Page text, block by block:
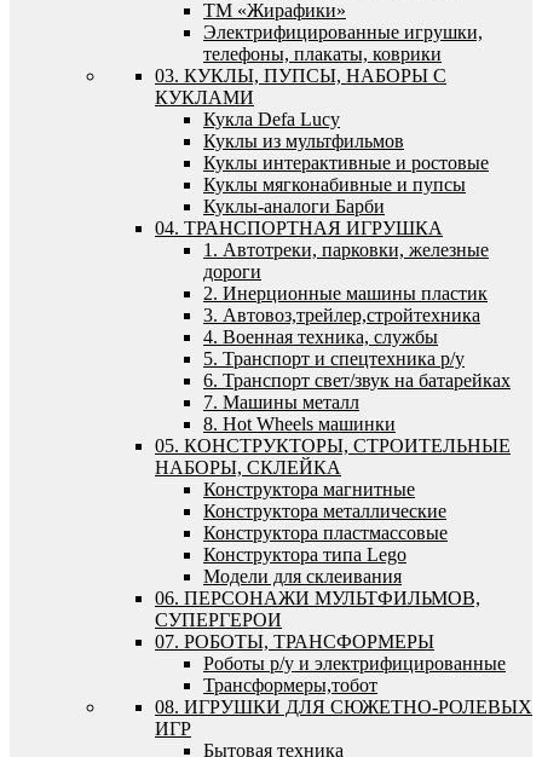
ТМ «Жирафики»
Электрифицированные игрушки,
телефоны, плакаты, коврики
03. КУКЛЫ, ПУПСЫ, НАБОРЫ С
КУКЛАМИ
Кукла Defa Lucy
Куклы из мультфильмов
Куклы интерактивные и ростовые
Куклы мягконабивные и пупсы
Куклы-аналоги Барби
04. ТРАНСПОРТНАЯ ИГРУШКА
1. Автотреки, парковки, железные
дороги
2. Инерционные машины пластик
3. Автовоз,трейлер,стройтехника
4. Военная техника, службы
5. Транспорт и спецтехника р/у
6. Транспорт свет/звук на батарейках
7. Машины металл
8. Hot Wheels машинки
05. КОНСТРУКТОРЫ, СТРОИТЕЛЬНЫЕ
НАБОРЫ, СКЛЕЙКА
Конструктора магнитные
Конструктора металлические
Конструктора пластмассовые
Конструктора типа Lego
Модели для склеивания
06. ПЕРСОНАЖИ МУЛЬТФИЛЬМОВ,
СУПЕРГЕРОИ
07. РОБОТЫ, ТРАНСФОРМЕРЫ
Роботы р/у и электрифицированные
Трансформеры,тобот
08. ИГРУШКИ ДЛЯ СЮЖЕТНО-РОЛЕВЫХ
ИГР
Бытовая техника